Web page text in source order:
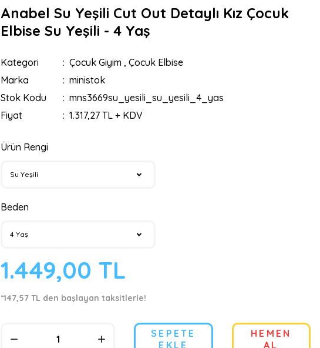
Anabel Su Yeşili Cut Out Detaylı Kız Çocuk
Elbise Su Yeşili - 4 Yaş
Kategori Çocuk Giyim , Çocuk Elbise
Marka
ministok
Stok Kodu
mns3669su_yesili_su_yesili_4_yas
Fiyat
1.317,27 TL + KDV
Ürün Rengi
Beden
1.449,00 TL
*147,57 TL den başlayan taksitlerle!
SEPETE
EKLE
HEMEN
AL